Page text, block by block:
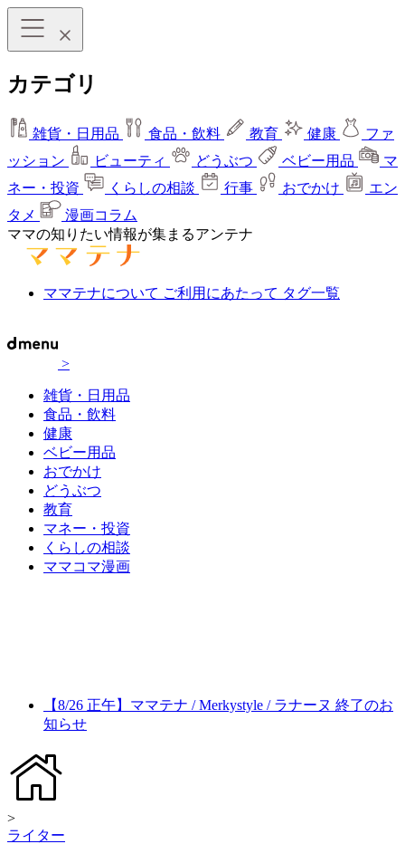
カテゴリ
雑貨・日用品 食品・飲料 教育 健康
ファ
ッション
ビューティ どうぶつ ベビー用品
マ
ネー・投資
くらしの相談 行事 おでかけ
エン
タメ
漫画コラム
ママの知りたい情報が集まるアンテナ
ママテナについて ご利用にあたって タグ一覧
>
雑貨・日用品
食品・飲料
健康
ベビー用品
おでかけ
どうぶつ
教育
マネー・投資
くらしの相談
ママコマ漫画
【8/26 正午】ママテナ / Merkystyle / ラナーヌ 終了のお
知らせ
>
ライター